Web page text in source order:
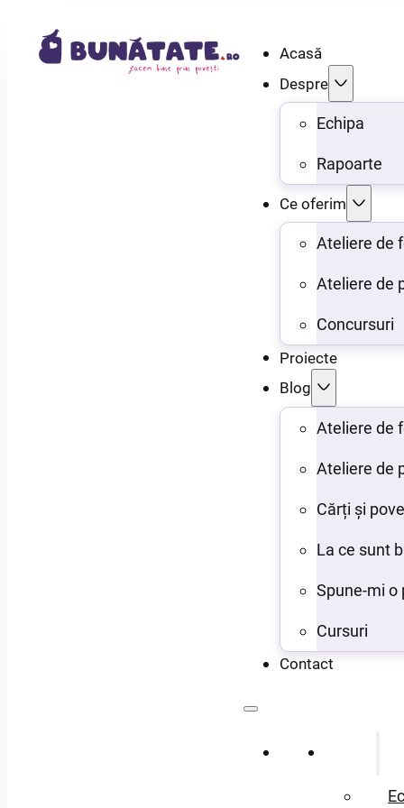
Acasă
Despre
Echipa
Rapoarte
Ce oferim
Ateliere de
Ateliere de
Concursuri
Proiecte
Blog
Ateliere de
Ateliere de
Cărți și
La ce sunt
Spune-mi o
Cursuri
Contact
Acasă